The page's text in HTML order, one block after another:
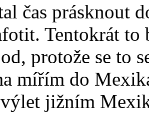
čas prásknout
Tentokrát
protože se to
mířím do
jižním